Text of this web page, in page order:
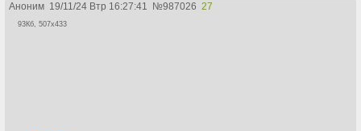
Аноним 19/11/24 Втр 16:27:41 №987026 27
93Кб, 507x433